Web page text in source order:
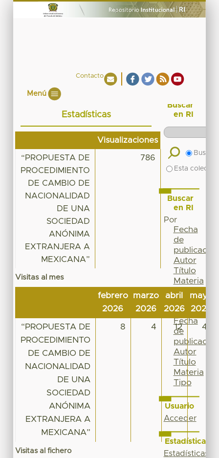
Contacto
Menú
Estadísticas
Visualizaciones
“PROPUESTA DE
PROCEDIMIENTO
DE CAMBIO DE
NACIONALIDAD
DE UNA
SOCIEDAD
ANÓNIMA
EXTRANJERA A
MEXICANA”
786
Visitas al mes
febrero
2026
marzo
2026
abril
2026
mayo
2026
“PROPUESTA DE
PROCEDIMIENTO
DE CAMBIO DE
NACIONALIDAD
DE UNA
SOCIEDAD
ANÓNIMA
EXTRANJERA A
MEXICANA”
8 4 12 41
Visitas al fichero
Buscar
en RI
Buscar
Esta
Buscar
en RI
Por
Fecha
de
publicación
Autor
Título
Materia
Tipo
colección
Fecha
de
publicación
Autor
Título
Materia
Tipo
Usuario
Acceder
Estadísticas
Estadísticas